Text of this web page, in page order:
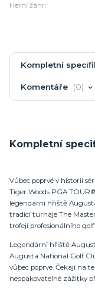
Herní žánr:
Kompletní
Komentáře 0
Kompletní
Vůbec poprvé v historii
Tiger Woods PGA
legendární hřiště
tradicí turnaje The
trofejí profesionálního
Legendární hřiště
Augusta National Golf
vůbec poprvé. Čekají na
neopakovatelné zážitky